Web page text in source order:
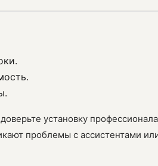
установку
проблемы с ассистентами